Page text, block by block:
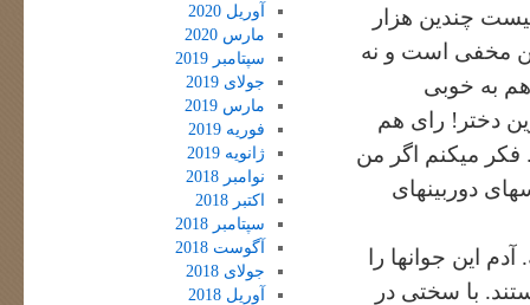
چندین هزار
مخفی است و نه
هم به خوبی
دختر! رای هم
فکر میکنم اگر من
دوربینهای
این جوانها را
با سختی در
آوریل 2020
مارس 2020
سپتامبر 2019
جولای 2019
مارس 2019
فوریه 2019
ژانویه 2019
نوامبر 2018
اکتبر 2018
سپتامبر 2018
آگوست 2018
جولای 2018
آوریل 2018